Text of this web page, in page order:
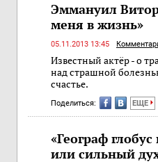
Эммануил
меня в жизнь»
05.11.2013 13:45
Известный актёр - о
над страшной
счастье.
Поделиться: ЕЩЕ
«Географ
или сильный